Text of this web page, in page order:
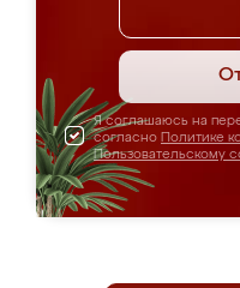
Я соглашаюсь на
согласно Политике
Пользовательскому